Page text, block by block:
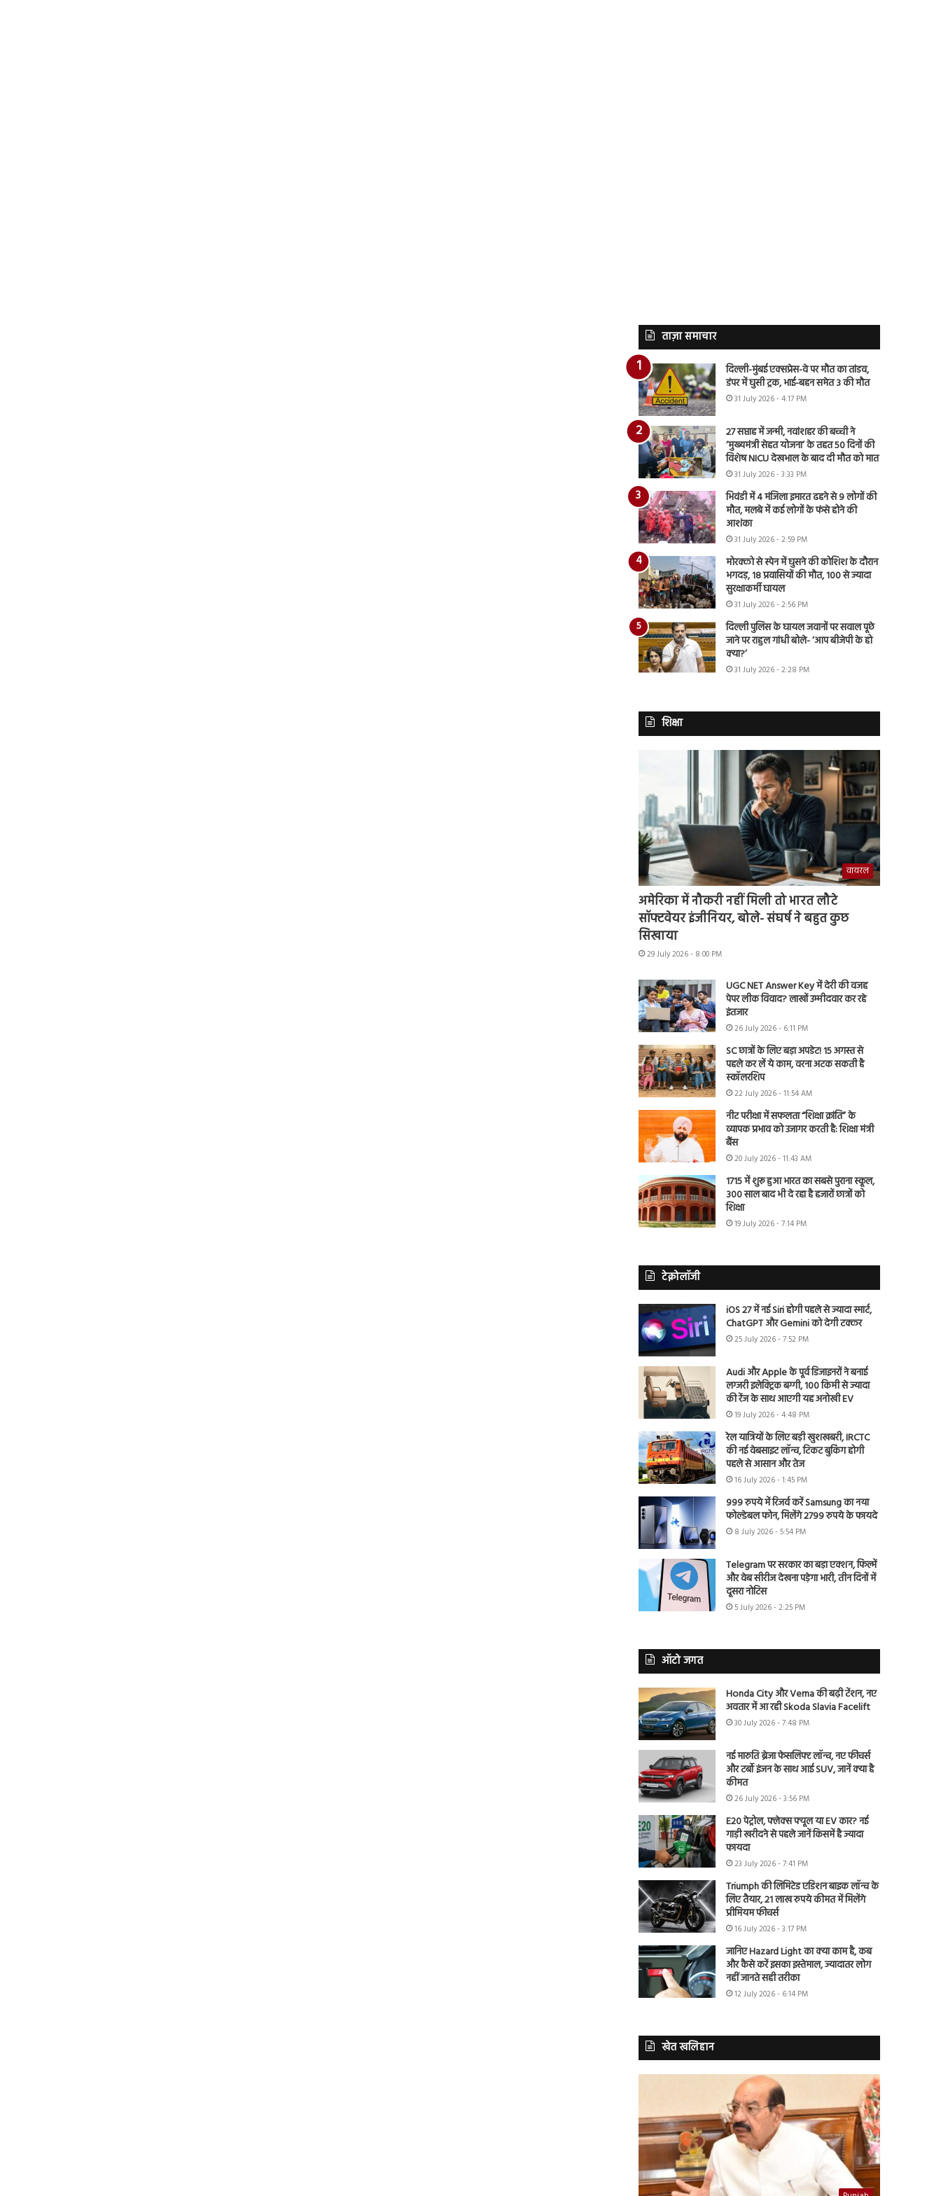
ताज़ा समाचार
दिल्ली-मुंबई एक्सप्रेस-वे पर मौत का तांडव,
डंपर में घुसी ट्रक, भाई-बहन समेत 3 की मौत
31 July 2026 - 4:17 PM
27 सप्ताह में जन्मी, नवांशहर की बच्ची ने
‘मुख्यमंत्री सेहत योजना’ के तहत 50 दिनों की
विशेष NICU देखभाल के बाद दी मौत को मात
31 July 2026 - 3:33 PM
भिवंडी में 4 मंजिला इमारत ढहने से 9 लोगों की
मौत, मलबे में कई लोगों के फंसे होने की
आशंका
31 July 2026 - 2:59 PM
मोरक्को से स्पेन में घुसने की कोशिश के दौरान
भगदड़, 18 प्रवासियों की मौत, 100 से ज्यादा
सुरक्षाकर्मी घायल
31 July 2026 - 2:56 PM
दिल्ली पुलिस के घायल जवानों पर सवाल पूछे
जाने पर राहुल गांधी बोले- ‘आप बीजेपी के हो
क्या?’
31 July 2026 - 2:28 PM
शिक्षा
वायरल
अमेरिका में नौकरी नहीं मिली तो भारत लौटे
सॉफ्टवेयर इंजीनियर, बोले- संघर्ष ने बहुत कुछ
सिखाया
29 July 2026 - 8:00 PM
UGC NET Answer Key में देरी की वजह
पेपर लीक विवाद? लाखों उम्मीदवार कर रहे
इंतजार
26 July 2026 - 6:11 PM
SC छात्रों के लिए बड़ा अपडेट! 15 अगस्त से
पहले कर लें ये काम, वरना अटक सकती है
स्कॉलरशिप
22 July 2026 - 11:54 AM
नीट परीक्षा में सफलता “शिक्षा क्रांति” के
व्यापक प्रभाव को उजागर करती है: शिक्षा मंत्री
बैंस
20 July 2026 - 11:43 AM
1715 में शुरू हुआ भारत का सबसे पुराना स्कूल,
300 साल बाद भी दे रहा है हजारों छात्रों को
शिक्षा
19 July 2026 - 7:14 PM
टेक्नोलॉजी
iOS 27 में नई Siri होगी पहले से ज्यादा स्मार्ट,
ChatGPT और Gemini को देगी टक्कर
25 July 2026 - 7:52 PM
Audi और Apple के पूर्व डिजाइनरों ने बनाई
लग्जरी इलेक्ट्रिक बग्गी, 100 किमी से ज्यादा
की रेंज के साथ आएगी यह अनोखी EV
19 July 2026 - 4:48 PM
रेल यात्रियों के लिए बड़ी खुशखबरी, IRCTC
की नई वेबसाइट लॉन्च, टिकट बुकिंग होगी
पहले से आसान और तेज
16 July 2026 - 1:45 PM
999 रुपये में रिजर्व करें Samsung का नया
फोल्डेबल फोन, मिलेंगे 2799 रुपये के फायदे
8 July 2026 - 5:54 PM
Telegram पर सरकार का बड़ा एक्शन, फिल्में
और वेब सीरीज देखना पड़ेगा भारी, तीन दिनों में
दूसरा नोटिस
5 July 2026 - 2:25 PM
ऑटो जगत
Honda City और Verna की बढ़ी टेंशन, नए
अवतार में आ रही Skoda Slavia Facelift
30 July 2026 - 7:48 PM
नई मारुति ब्रेजा फेसलिफ्ट लॉन्च, नए फीचर्स
और टर्बो इंजन के साथ आई SUV, जानें क्या है
कीमत
26 July 2026 - 3:56 PM
E20 पेट्रोल, फ्लेक्स फ्यूल या EV कार? नई
गाड़ी खरीदने से पहले जानें किसमें है ज्यादा
फायदा
23 July 2026 - 7:41 PM
Triumph की लिमिटेड एडिशन बाइक लॉन्च के
लिए तैयार, 21 लाख रुपये कीमत में मिलेंगे
प्रीमियम फीचर्स
16 July 2026 - 3:17 PM
जानिए Hazard Light का क्या काम है, कब
और कैसे करें इसका इस्तेमाल, ज्यादातर लोग
नहीं जानते सही तरीका
12 July 2026 - 6:14 PM
खेत खलिहान